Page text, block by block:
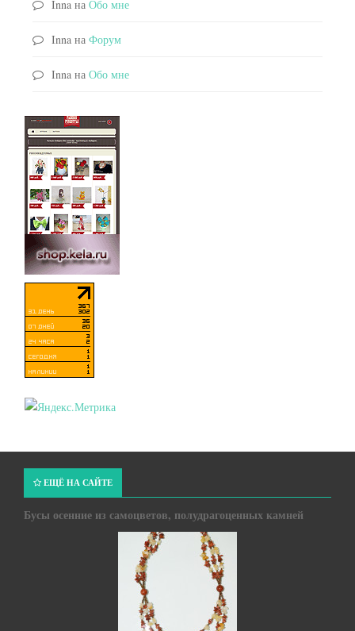
Inna на Обо мне
Inna на Форум
Inna на Обо мне
ЕЩЁ НА САЙТЕ
Бусы осенние из самоцветов, полудрагоценных камней